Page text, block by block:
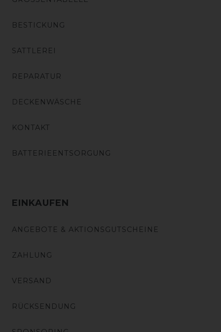
BESTICKUNG
SATTLEREI
REPARATUR
DECKENWÄSCHE
KONTAKT
BATTERIEENTSORGUNG
EINKAUFEN
ANGEBOTE & AKTIONSGUTSCHEINE
ZAHLUNG
VERSAND
RÜCKSENDUNG